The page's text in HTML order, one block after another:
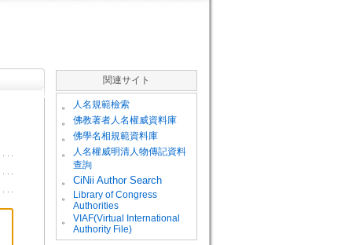
関連サイト
。 人名規範檢索
。 佛教著者人名權威資料庫
。 佛學名相規範資料庫
。
人名權威明清人物傳記資料
查詢
。
CiNii Author Search
。
Library of Congress
Authorities
。
VIAF(Virtual International
Authority File)